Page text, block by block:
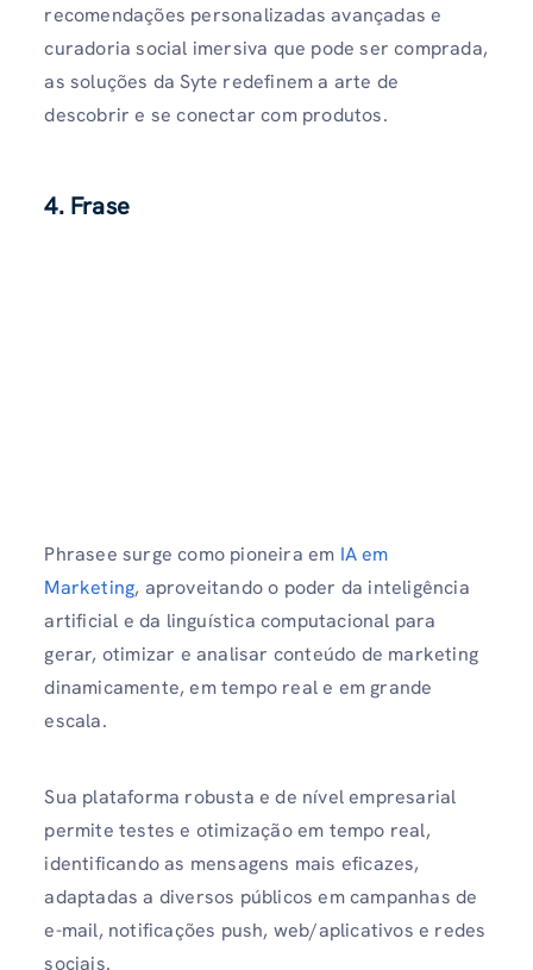
recomendações personalizadas avançadas e
curadoria social imersiva que pode ser comprada,
as soluções da Syte redefinem a arte de
descobrir e se conectar com produtos.
4. Frase
Phrasee surge como pioneira em IA em
Marketing, aproveitando o poder da inteligência
artificial e da linguística computacional para
gerar, otimizar e analisar conteúdo de marketing
dinamicamente, em tempo real e em grande
escala.
Sua plataforma robusta e de nível empresarial
permite testes e otimização em tempo real,
identificando as mensagens mais eficazes,
adaptadas a diversos públicos em campanhas de
e-mail, notificações push, web/aplicativos e redes
sociais.